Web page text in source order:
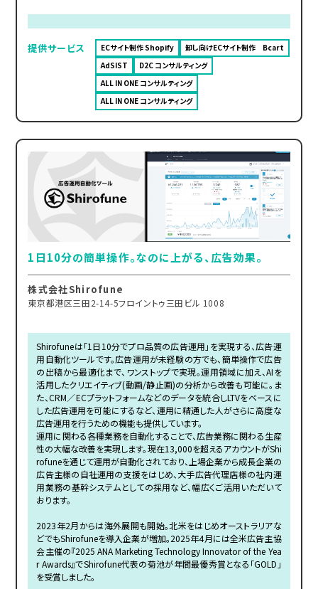
提供サービス ECサイト制作 Shopify
卸し向けECサイト制作 Bcart
AdSIST
D2C コンサルティング
ALL IN ONE コンサルティング
ALL IN ONE コンサルティング
1日10分の簡単操作。なのに上がる、広告効果。
株式会社Shirofune
東京都港区三田2-14-5フロイントゥ三田ビル 1008
Shirofuneは「1日10分でプロ品質の広告運用」を実現する、広告運
用自動化ツールです。広告運用が未経験の方でも、簡単操作で広告
の出稿から最適化まで、ワンストップで実現。運用領域に加え、AIを
活用したクリエイティブ(動画/静止画)の分析から改善も可能に。ま
た、CRM／ECプラットフォームなどのデータを統合しLTVをベースに
した広告運用を可能にするなど、運用に精通した人がさらに高度な
広告運用を行うための機能も提供しています。
運用に関わる各種業務を自動化することで、広告業務に関わる生産
性の大幅な改善を実現します。現在13,000を超えるアカウントがShi
rofuneを通じて運用が自動化されており、上場企業から成長企業の
広告主様の自社運用の支援をはじめ、大手広告代理店様の社内運
用業務の基幹システムとしての採用など、幅広くご活用いただいて
おります。
2023年2月からは海外展開も開始。北米をはじめオーストラリアな
どでもShirofuneを導入企業が増加。2025年4月には全米広告主協
会主催の『2025 ANA Marketing Technology Innovator of the Yea
r Awards』でShirofune代表の菊池が年間最優秀賞となる「GOLD」
を受賞しました。